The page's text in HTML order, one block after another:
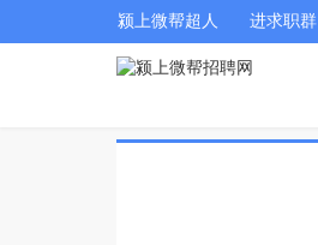
颍上微帮超人 进求职群